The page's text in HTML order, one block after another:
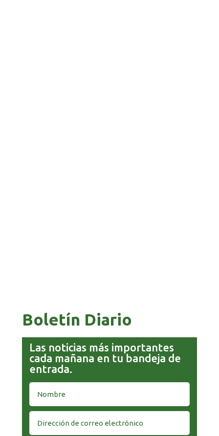
Boletín Diario
Las noticias más importantes
cada mañana en tu bandeja de
entrada.